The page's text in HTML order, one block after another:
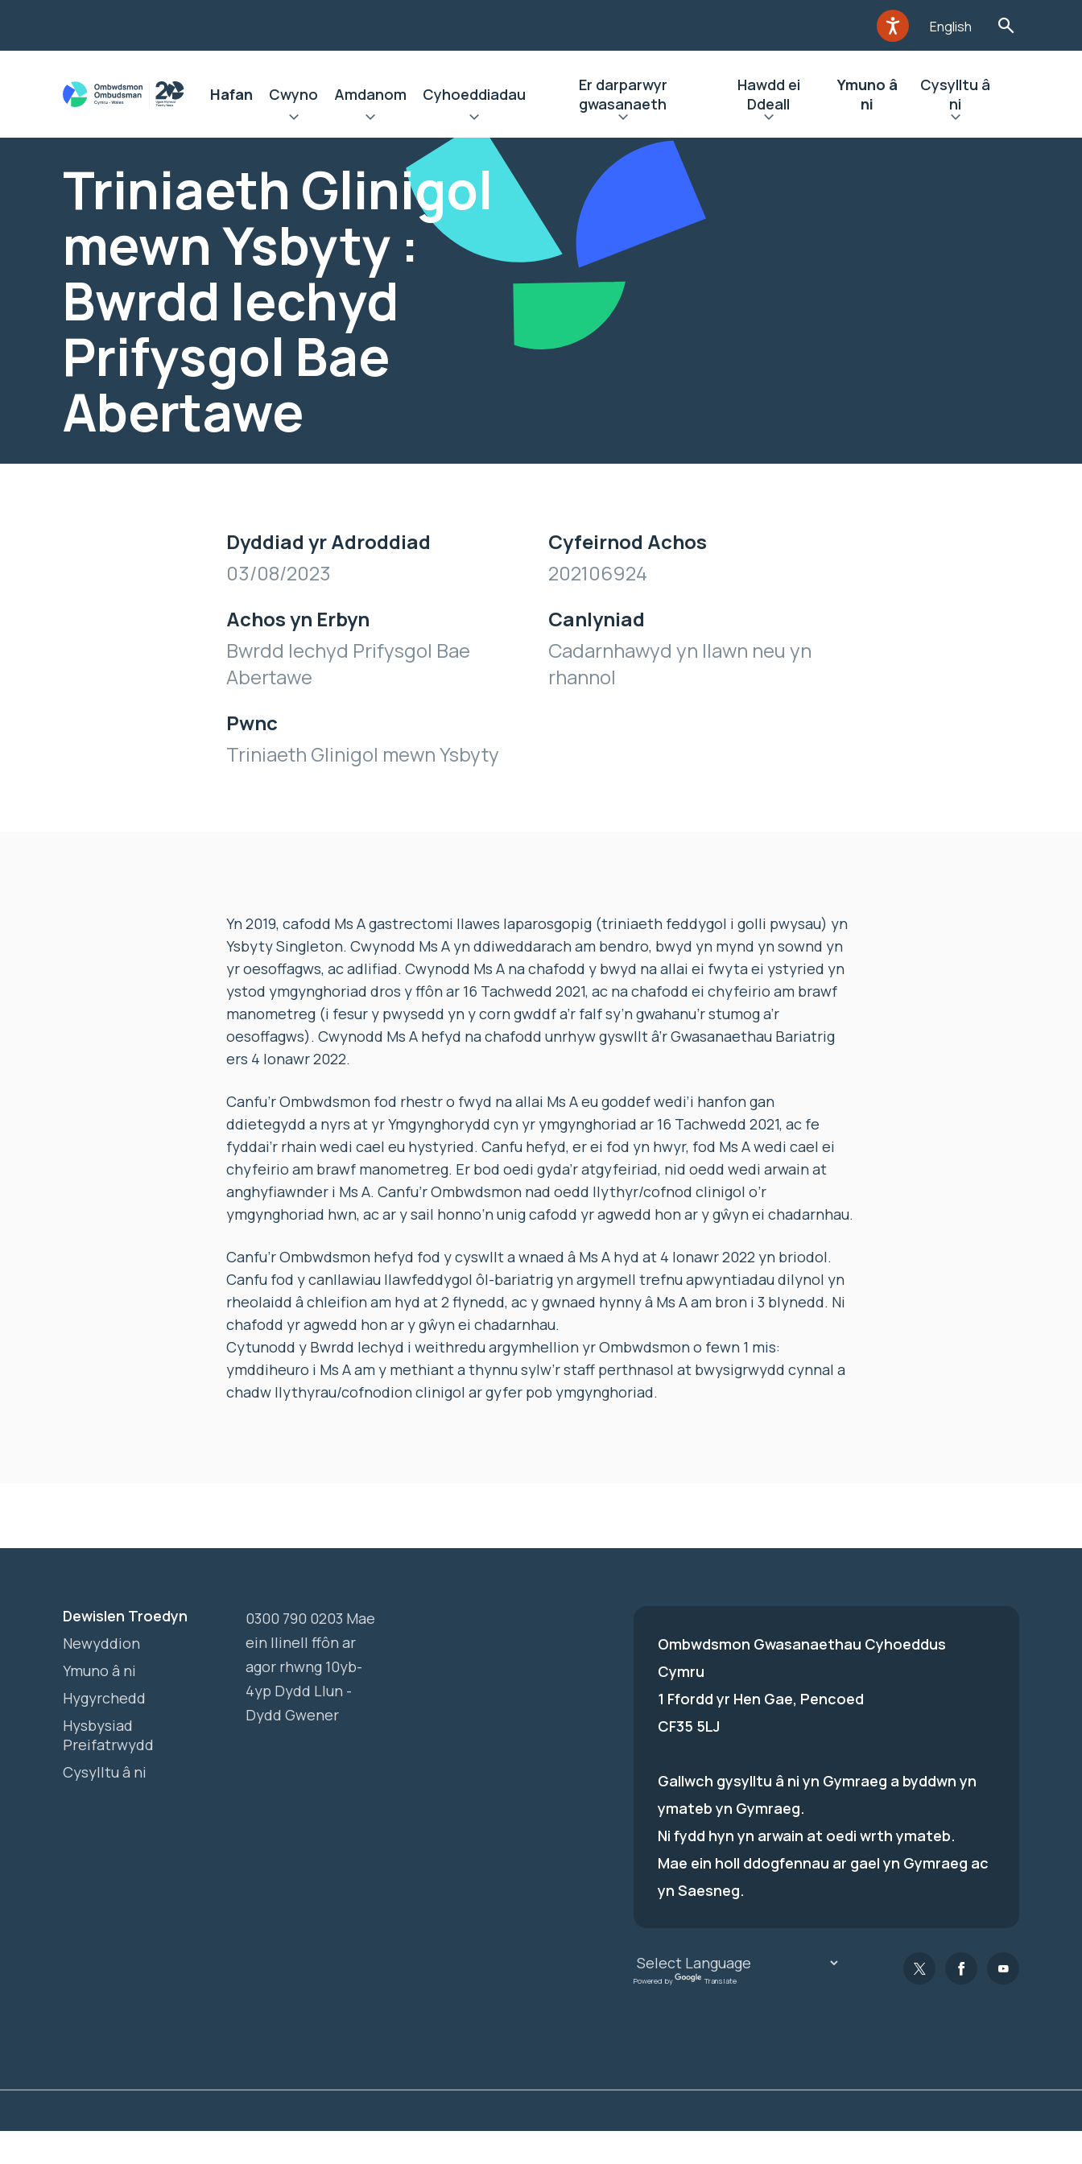
English
Hafan Cwyno Amdanom Cyhoeddiadau
Er darparwyr
gwasanaeth
Hawdd ei
Ddeall
Ymuno â
ni
Cysylltu â
ni
Triniaeth Glinigol
mewn Ysbyty :
Bwrdd Iechyd
Prifysgol Bae
Abertawe
Dyddiad yr Adroddiad
03/08/2023
Achos yn Erbyn
Bwrdd Iechyd Prifysgol Bae
Abertawe
Pwnc
Triniaeth Glinigol mewn Ysbyty
Cyfeirnod Achos
202106924
Canlyniad
Cadarnhawyd yn llawn neu yn
rhannol
Yn 2019, cafodd Ms A gastrectomi llawes laparosgopig (triniaeth feddygol i golli pwysau) yn
Ysbyty Singleton. Cwynodd Ms A yn ddiweddarach am bendro, bwyd yn mynd yn sownd yn
yr oesoffagws, ac adlifiad. Cwynodd Ms A na chafodd y bwyd na allai ei fwyta ei ystyried yn
ystod ymgynghoriad dros y ffôn ar 16 Tachwedd 2021, ac na chafodd ei chyfeirio am brawf
manometreg (i fesur y pwysedd yn y corn gwddf a’r falf sy’n gwahanu’r stumog a’r
oesoffagws). Cwynodd Ms A hefyd na chafodd unrhyw gyswllt â’r Gwasanaethau Bariatrig
ers 4 Ionawr 2022.
Canfu’r Ombwdsmon fod rhestr o fwyd na allai Ms A eu goddef wedi’i hanfon gan
ddietegydd a nyrs at yr Ymgynghorydd cyn yr ymgynghoriad ar 16 Tachwedd 2021, ac fe
fyddai’r rhain wedi cael eu hystyried. Canfu hefyd, er ei fod yn hwyr, fod Ms A wedi cael ei
chyfeirio am brawf manometreg. Er bod oedi gyda’r atgyfeiriad, nid oedd wedi arwain at
anghyfiawnder i Ms A. Canfu’r Ombwdsmon nad oedd llythyr/cofnod clinigol o’r
ymgynghoriad hwn, ac ar y sail honno’n unig cafodd yr agwedd hon ar y gŵyn ei chadarnhau.
Canfu’r Ombwdsmon hefyd fod y cyswllt a wnaed â Ms A hyd at 4 Ionawr 2022 yn briodol.
Canfu fod y canllawiau llawfeddygol ôl-bariatrig yn argymell trefnu apwyntiadau dilynol yn
rheolaidd â chleifion am hyd at 2 flynedd, ac y gwnaed hynny â Ms A am bron i 3 blynedd. Ni
chafodd yr agwedd hon ar y gŵyn ei chadarnhau.
Cytunodd y Bwrdd Iechyd i weithredu argymhellion yr Ombwdsmon o fewn 1 mis:
ymddiheuro i Ms A am y methiant a thynnu sylw’r staff perthnasol at bwysigrwydd cynnal a
chadw llythyrau/cofnodion clinigol ar gyfer pob ymgynghoriad.
Dewislen Troedyn
Newyddion
Ymuno â ni
Hygyrchedd
Hysbysiad
Preifatrwydd
Cysylltu â ni
0300 790 0203 Mae
ein llinell ffôn ar
agor rhwng 10yb-
4yp Dydd Llun -
Dydd Gwener
Ombwdsmon Gwasanaethau Cyhoeddus
Cymru
1 Ffordd yr Hen Gae, Pencoed
CF35 5LJ
Gallwch gysylltu â ni yn Gymraeg a byddwn yn
ymateb yn Gymraeg.
Ni fydd hyn yn arwain at oedi wrth ymateb.
Mae ein holl ddogfennau ar gael yn Gymraeg ac
yn Saesneg.
Powered by Translate